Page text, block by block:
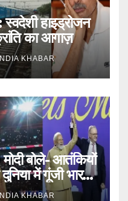
हाइड्रोजन
का आगाज़
KHABAR
बोले- आतंकियों
में गूंजी भारत
KHABAR